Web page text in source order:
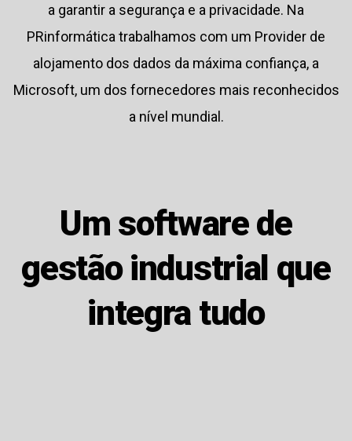
a garantir a segurança e a privacidade. Na
PRinformática trabalhamos com um Provider de
alojamento dos dados da máxima confiança, a
Microsoft, um dos fornecedores mais reconhecidos
a nível mundial.
Um software de
gestão industrial que
integra tudo